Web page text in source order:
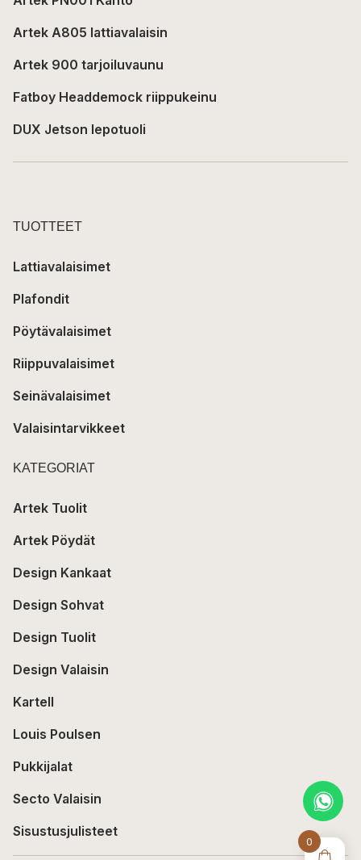
0
Artek A805 lattiavalaisin
Artek 900 tarjoiluvaunu
Fatboy Headdemock riippukeinu
DUX Jetson lepotuoli
TUOTTEET
Lattiavalaisimet
Plafondit
Pöytävalaisimet
Riippuvalaisimet
Seinävalaisimet
Valaisintarvikkeet
KATEGORIAT
Artek Tuolit
Artek Pöydät
Design Kankaat
Design Sohvat
Design Tuolit
Design Valaisin
Kartell
Louis Poulsen
Pukkijalat
Secto Valaisin
Sisustusjulisteet